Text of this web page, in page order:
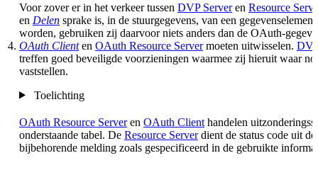
4.
Voor zover er in het verkeer tussen DVP Serveren Resource
en Delen sprake is, in de stuurgegevens, van een
worden, gebruiken zij daarvoor niets anders dan de OAuth-
OAuth Clienten OAuth Resource Servermoeten uitwisselen.
treffen goed beveiligde voorzieningen waarmee zij hieruit waar
vaststellen.
Toelichting
OAuth Resource Server en OAuth Client handelen
onderstaande tabel. De Resource Serverdient de status code uit
bijbehorende melding zoals gespecificeerd in de gebruikte